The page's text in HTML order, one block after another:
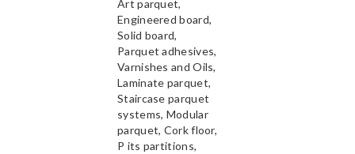
Art parquet,
Engineered board,
Solid board,
Parquet adhesives,
Varnishes and Oils,
Laminate parquet,
Staircase parquet
systems, Modular
parquet, Cork floor,
P its partitions,